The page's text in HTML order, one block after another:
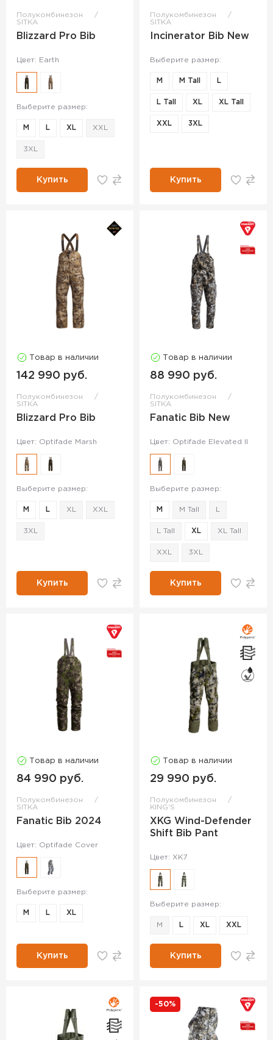
Полукомбинезон
SITKA
Blizzard Pro Bib
Цвет: Earth
Выберите размер:
M L XL XXL
3XL
Купить
Полукомбинезон
SITKA
Incinerator Bib New
Выберите размер:
M M Tall L
L Tall XL XL Tall
XXL 3XL
Купить
Товар в наличии
142 990 руб.
Полукомбинезон
SITKA
Blizzard Pro Bib
Цвет: Optifade Marsh
Выберите размер:
M L XL XXL
3XL
Купить
Товар в наличии
88 990 руб.
Полукомбинезон
SITKA
Fanatic Bib New
Цвет: Optifade Elevated II
Выберите размер:
M M Tall
L Tall XL XL Tall
XXL 3XL
Купить
Товар в наличии
84 990 руб.
Полукомбинезон
SITKA
Fanatic Bib 2024
Цвет: Optifade Cover
Выберите размер:
M L XL
Купить
Товар в наличии
29 990 руб.
Полукомбинезон
KING'S
XKG Wind-Defender
Shift Bib Pant
Цвет: XK7
Выберите размер:
M L XL XXL
Купить
-50%